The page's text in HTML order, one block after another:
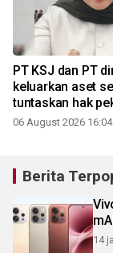
PT KSJ dan PT
keluarkan aset
tuntaskan hak
06 August 2026 16:04
Berita
14